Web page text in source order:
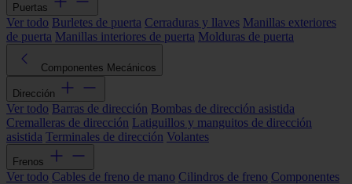
Puertas
Ver todo Burletes de puerta Cerraduras y llaves Manillas exteriores
de puerta Manillas interiores de puerta Molduras de puerta
Componentes Mecánicos
Dirección
Ver todo Barras de dirección Bombas de dirección asistida
Cremalleras de dirección Latiguillos y manguitos de dirección
asistida Terminales de dirección Volantes
Frenos
Ver todo Cables de freno de mano Cilindros de freno Componentes